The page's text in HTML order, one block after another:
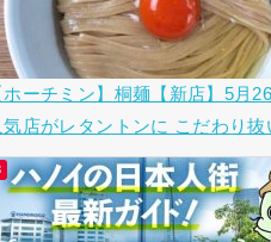
ホーチミン】桐麺【新店】5月
気店がレタントンに こだわり抜